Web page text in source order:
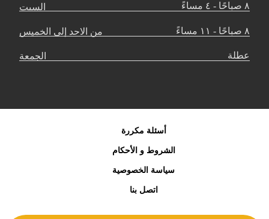
السبت ٨ صباحًا - ٤ مساءً
من الاحد إلى الخميس ٨ صباحًا - ١١ مساءً
الجمعة عطلة
أسئلة مكررة
الشروط و الأحكام
سياسة الخصوصية
اتصل بنا